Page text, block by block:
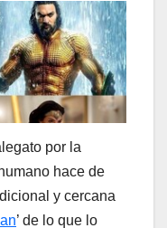
por la
hace de
y cercana
’ de lo que lo